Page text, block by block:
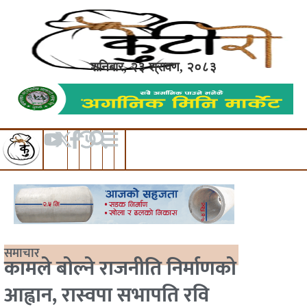
शनिबार, २३ श्रावण, २०८३
समाचार
कामले बोल्ने राजनीति निर्माणको
आह्वान, रास्वपा सभापति रवि